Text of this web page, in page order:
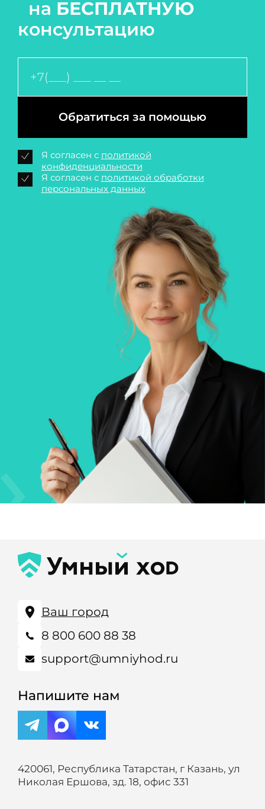
на БЕСПЛАТНУЮ
консультацию
Обратиться за помощью
Я согласен с политикой
конфиденциальности
Я согласен с политикой обработки
персональных данных
Ваш город
8 800 600 88 38
support@umniyhod.ru
Напишите нам
420061, Республика Татарстан, г Казань, ул
Николая Ершова, зд. 18, офис 331